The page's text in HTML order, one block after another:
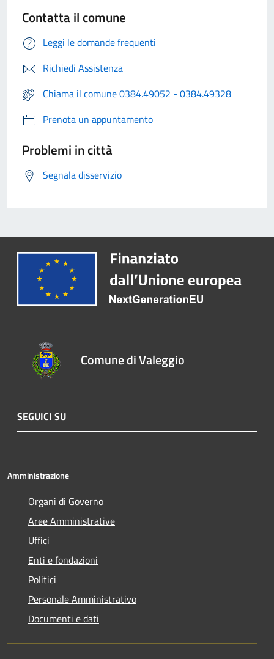
Contatta il comune
Leggi le domande frequenti
Richiedi Assistenza
Chiama il comune 0384.49052 - 0384.49328
Prenota un appuntamento
Problemi in città
Segnala disservizio
Comune di Valeggio
SEGUICI SU
Amministrazione
Organi di Governo
Aree Amministrative
Uffici
Enti e fondazioni
Politici
Personale Amministrativo
Documenti e dati